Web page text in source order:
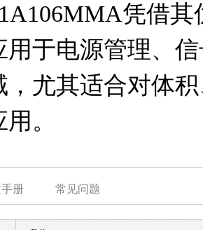
凭借
用于电源管理、
，尤其适合对体
。
册 常见问题